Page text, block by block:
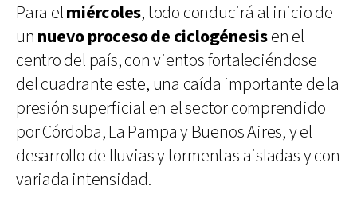
Para elmiércoles, todo conducirá al inicio de
un nuevo proceso de ciclogénesisen el
centro del país, con vientos fortaleciéndose
del cuadrante este, una caída importante de la
presión superficial en el sector comprendido
por Córdoba, La Pampa y Buenos Aires, y el
desarrollo de lluvias y tormentas aisladas y con
variada intensidad.